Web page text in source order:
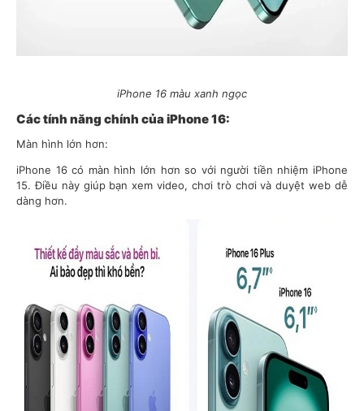
iPhone 16 màu xanh ngọc
Các tính năng chính của iPhone 16:
Màn hình lớn hơn:
iPhone 16 có màn hình lớn hơn so với người tiền nhiệm iPhone
15. Điều này giúp bạn xem video, chơi trò chơi và duyệt web dễ
dàng hơn.